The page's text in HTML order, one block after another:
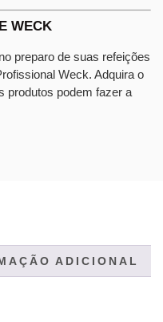
WECK
preparo de suas refeições
Weck. Adquira o
produtos podem fazer a
ADICIONAL